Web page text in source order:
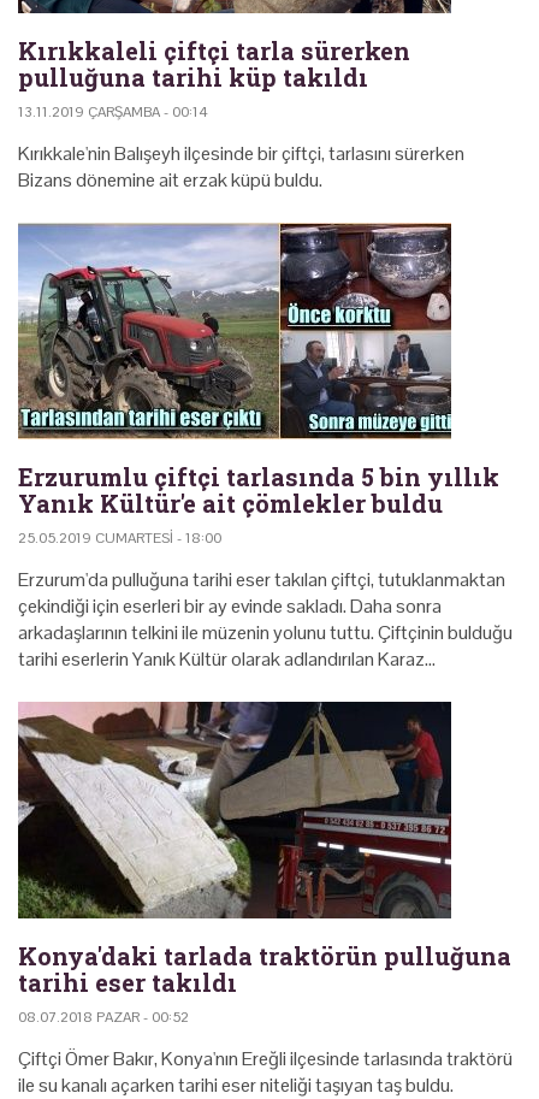
Kırıkkaleli çiftçi tarla sürerken
pulluğuna tarihi küp takıldı
13.11.2019 ÇARŞAMBA - 00:14
Kırıkkale'nin Balışeyh ilçesinde bir çiftçi, tarlasını sürerken
Bizans dönemine ait erzak küpü buldu.
Erzurumlu çiftçi tarlasında 5 bin yıllık
Yanık Kültür'e ait çömlekler buldu
25.05.2019 CUMARTESI - 18:00
Erzurum'da pulluğuna tarihi eser takılan çiftçi, tutuklanmaktan
çekindiği için eserleri bir ay evinde sakladı. Daha sonra
arkadaşlarının telkini ile müzenin yolunu tuttu. Çiftçinin bulduğu
tarihi eserlerin Yanık Kültür olarak adlandırılan Karaz…
Konya'daki tarlada traktörün pulluğuna
tarihi eser takıldı
08.07.2018 PAZAR - 00:52
Çiftçi Ömer Bakır, Konya'nın Ereğli ilçesinde tarlasında traktörü
ile su kanalı açarken tarihi eser niteliği taşıyan taş buldu.